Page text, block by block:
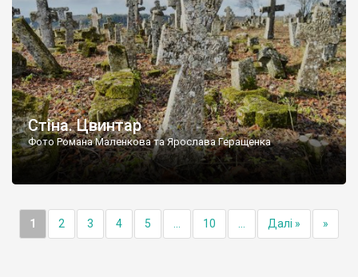
Стіна. Цвинтар
Фото Романа Маленкова та Ярослава Геращенка
1 2 3 4 5 10 Далі » »